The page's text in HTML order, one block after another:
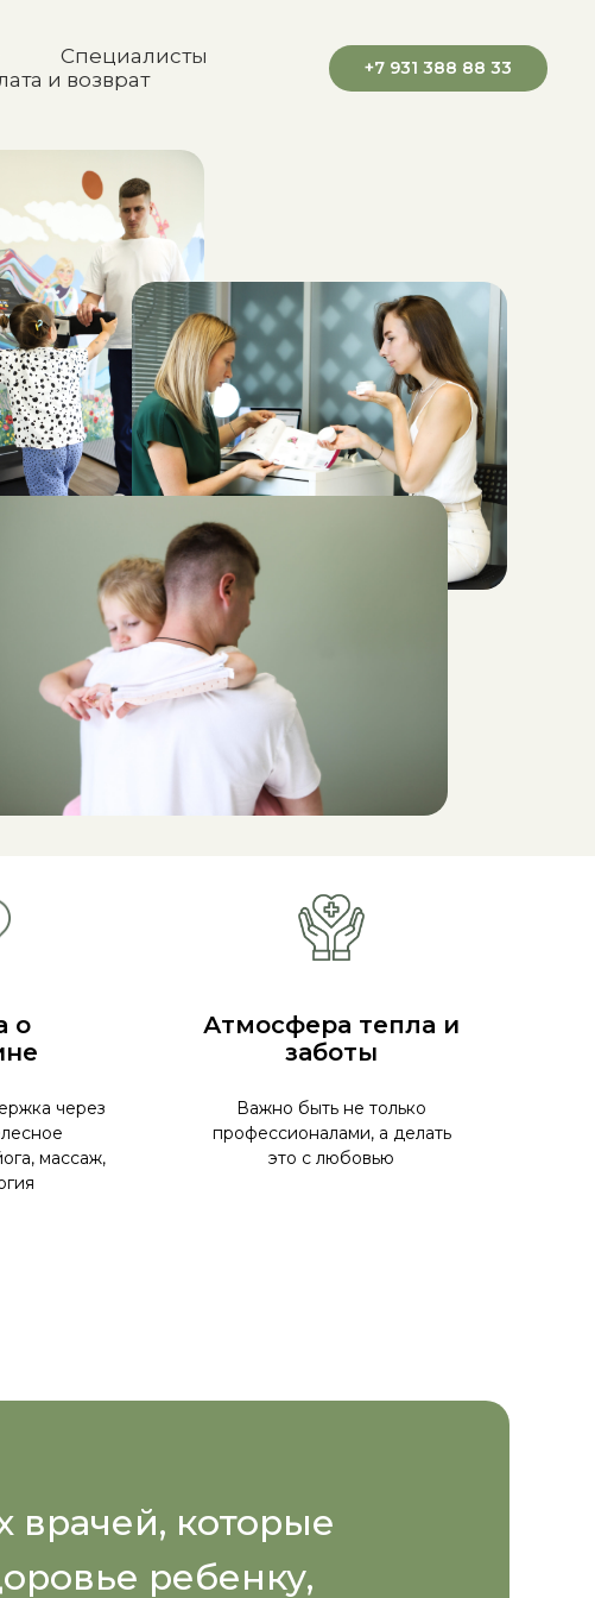
Специалисты
и возврат +7 931 388 88 33
о
через
массаж,
Атмосфера тепла и
заботы
Важно быть не только
профессионалами, а делать
это с любовью
которые
ребенку,